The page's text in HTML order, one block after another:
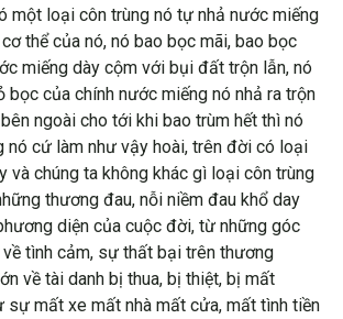
một loại côn trùng nó tự nhả nước miếng
thể của nó, nó bao bọc mãi, bao bọc
miếng dày cộm với bụi đất trộn lẫn, nó
bọc của chính nước miếng nó nhả ra trộn
ngoài cho tới khi bao trùm hết thì nó
nó cứ làm như vậy hoài, trên đời có loại
và chúng ta không khác gì loại côn trùng
thương đau, nỗi niềm đau khổ day
diện của cuộc đời, từ những góc
tình cảm, sự thất bại trên thương
về tài danh bị thua, bị thiệt, bị mất
sự mất xe mất nhà mất cửa, mất tình tiền